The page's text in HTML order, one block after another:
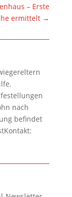
– Erste
ermittelt →
nach
befindet